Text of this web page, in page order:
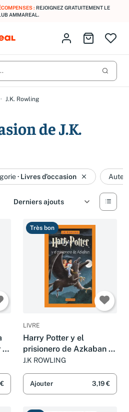
: REJOIGNEZ GRATUITEMENT LE
AMMAREAL.
l'article que vous cherchiez ?
est en stock.
Identifiez-vous
Aller au
J.K. Rowling
de J.K.
· Livres d’occasion
&
Très bon
LIVRE
Harry Potter y el
prisionero de Azkaban /
Harry Potter and the
Prisoner of Azkaban
J.K ROWLING
Ajouter 3,19 €